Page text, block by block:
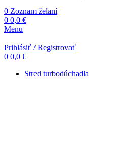
0 Zoznam želaní
0 0,0 €
Menu
Prihlásiť / Registrovať
0 0,0 €
Stred turbodúchadla